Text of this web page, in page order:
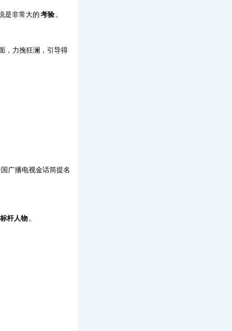
是非常大的考验 。
，力挽狂澜，引导得
广播电视金话筒提名
标杆人物 。